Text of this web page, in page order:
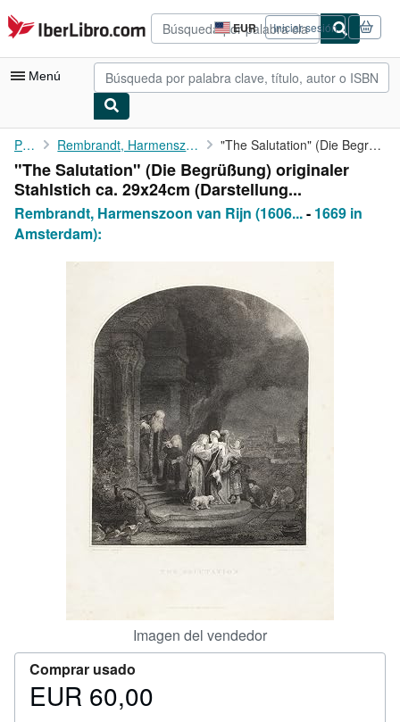
Pasar al contenido principal
IberLibro.com EUR
Preferencias
de
compra
del
Iniciar sesión
Menú
Mi cuenta
Consultar mis pedidos
Búsqueda avanzada
Colecciones
Libros antiguos
Arte y coleccionismo
Comenzar a vender
CERRAR
Portada Rembrandt, Harmenszoon van Rijn (1606 in Leiden "The Salutation" (Die Begrüßung) originaler Stahlstich ca. ...
"The Salutation" (Die Begrüßung) originaler
Stahlstich ca. 29x24cm (Darstellung...
Rembrandt, Harmenszoon van Rijn (1606...- 1669 in
Amsterdam):
Imagen del vendedor
Comprar usado
Precio
EUR 60,00